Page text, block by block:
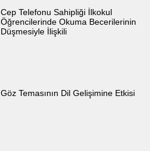
Cep Telefonu Sahipliği İlkokul
Öğrencilerinde Okuma Becerilerinin
Düşmesiyle İlişkili
Göz Temasının Dil Gelişimine Etkisi